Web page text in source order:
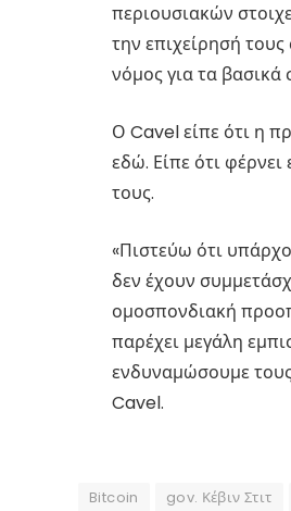
περιουσιακών
την επιχείρησή
νόμος για τα
Ο Cavel είπε ότι η
εδώ. Είπε ότι
τους.
«Πιστεύω ότι
δεν έχουν
ομοσπονδιακή
παρέχει μεγάλη
ενδυναμώσουμε
Cavel.
Bitcoin gov. Κέβιν Στιτ